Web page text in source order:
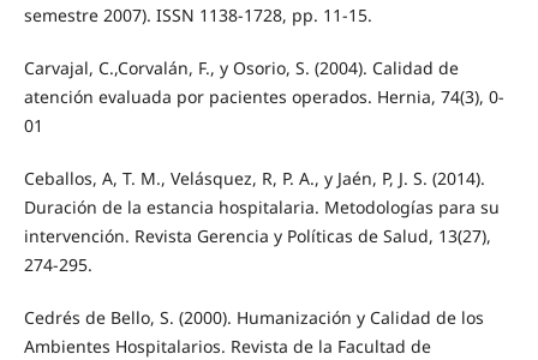
semestre 2007). ISSN 1138-1728, pp. 11-15.
Carvajal, C.,Corvalán, F., y Osorio, S. (2004). Calidad de
atención evaluada por pacientes operados. Hernia, 74(3), 0-
01
Ceballos, A, T. M., Velásquez, R, P. A., y Jaén, P, J. S. (2014).
Duración de la estancia hospitalaria. Metodologías para su
intervención. Revista Gerencia y Políticas de Salud, 13(27),
274-295.
Cedrés de Bello, S. (2000). Humanización y Calidad de los
Ambientes Hospitalarios. Revista de la Facultad de